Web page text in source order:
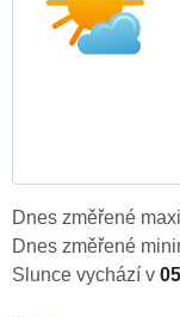
Dnes změřené
Dnes změřené
Slunce vychází v